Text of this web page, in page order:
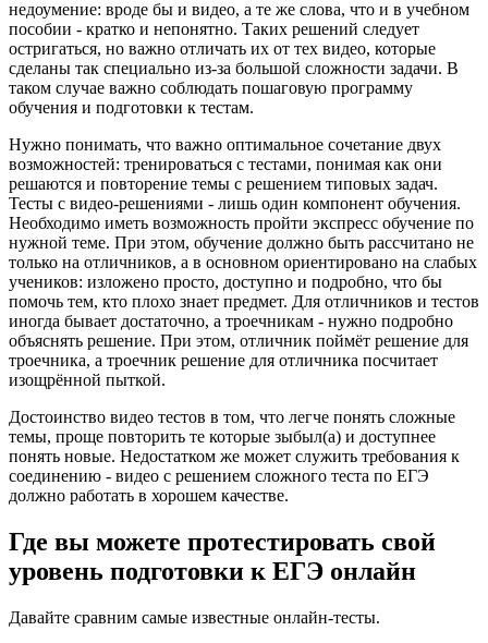
недоумение: вроде бы и видео, а те же слова, что и в учебном
пособии - кратко и непонятно. Таких решений следует
остригаться, но важно отличать их от тех видео, которые
сделаны так специально из-за большой сложности задачи. В
таком случае важно соблюдать пошаговую программу
обучения и подготовки к тестам.
Нужно понимать, что важно оптимальное сочетание двух
возможностей: тренироваться с тестами, понимая как они
решаются и повторение темы с решением типовых задач.
Тесты с видео-решениями - лишь один компонент обучения.
Необходимо иметь возможность пройти экспресс обучение по
нужной теме. При этом, обучение должно быть рассчитано не
только на отличников, а в основном ориентировано на слабых
учеников: изложено просто, доступно и подробно, что бы
помочь тем, кто плохо знает предмет. Для отличников и тестов
иногда бывает достаточно, а троечникам - нужно подробно
объяснять решение. При этом, отличник поймёт решение для
троечника, а троечник решение для отличника посчитает
изощрённой пыткой.
Достоинство видео тестов в том, что легче понять сложные
темы, проще повторить те которые зыбыл(а) и доступнее
понять новые. Недостатком же может служить требования к
соединению - видео с решением сложного теста по ЕГЭ
должно работать в хорошем качестве.
Где вы можете протестировать свой
уровень подготовки к ЕГЭ онлайн
Давайте сравним самые известные онлайн-тесты.